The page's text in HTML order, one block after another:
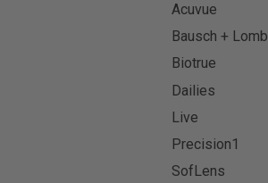
Acuvue
Bausch + Lomb
Biotrue
Dailies
Live
Precision1
SofLens